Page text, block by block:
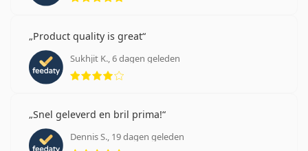
Product quality is great
Sukhjit K., 6 dagen geleden
Beoordeling 4 van 5
Snel geleverd en bril prima!
Dennis S., 19 dagen geleden
Beoordeling 5 van 5